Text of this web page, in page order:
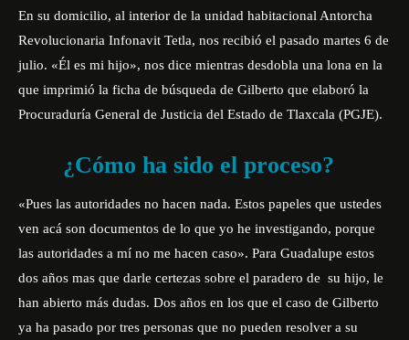
En su domicilio, al interior de la unidad habitacional Antorcha
Revolucionaria Infonavit Tetla, nos recibió el pasado martes 6 de
julio. «Él es mi hijo», nos dice mientras desdobla una lona en la
que imprimió la ficha de búsqueda de Gilberto que elaboró la
Procuraduría General de Justicia del Estado de Tlaxcala (PGJE).
¿Cómo ha sido el proceso?
«Pues las autoridades no hacen nada. Estos papeles que ustedes
ven acá son documentos de lo que yo he investigando, porque
las autoridades a mí no me hacen caso». Para Guadalupe estos
dos años mas que darle certezas sobre el paradero de su hijo, le
han abierto más dudas. Dos años en los que el caso de Gilberto
ya ha pasado por tres personas que no pueden resolver a su